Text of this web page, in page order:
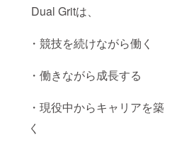
Dual Gritは、
・競技を続けながら働く
・働きながら成長する
・現役中からキャリアを築
く